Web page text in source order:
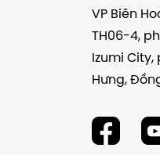
VP Biên
TH06-4,
Izumi
Hưng,